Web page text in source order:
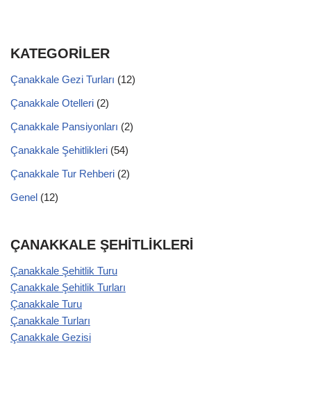
KATEGORİLER
Çanakkale Gezi Turları (12)
Çanakkale Otelleri (2)
Çanakkale Pansiyonları (2)
Çanakkale Şehitlikleri (54)
Çanakkale Tur Rehberi (2)
Genel (12)
ÇANAKKALE ŞEHİTLİKLERİ
Çanakkale Şehitlik Turu
Çanakkale Şehitlik Turları
Çanakkale Turu
Çanakkale Turları
Çanakkale Gezisi